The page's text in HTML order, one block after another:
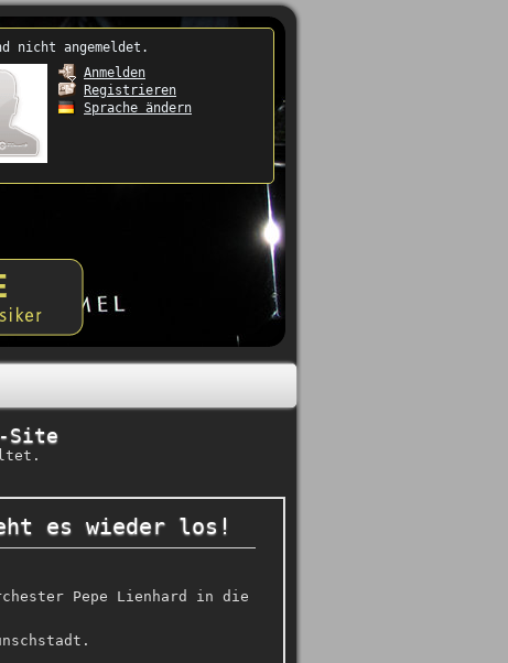
nicht angemeldet.
Anmelden
Registrieren
Sprache ändern
Site
es wieder los!
Pepe Lienhard in die